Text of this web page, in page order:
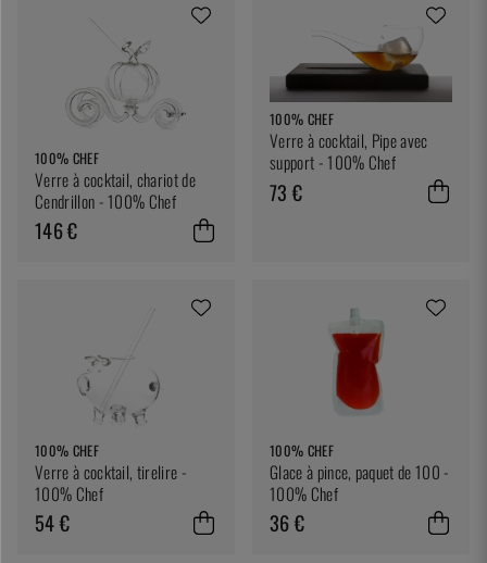
100% CHEF
Verre à cocktail, chariot de
Cendrillon - 100% Chef
146 €
100% CHEF
Verre à cocktail, Pipe avec
support - 100% Chef
73 €
100% CHEF
Verre à cocktail, tirelire -
100% Chef
54 €
100% CHEF
Glace à pince, paquet de 100 -
100% Chef
36 €